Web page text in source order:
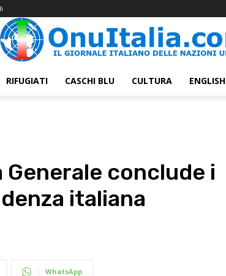
RIFUGIATI CASCHI BLU CULTURA ENGLISH
Generale conclude i
italiana
WhatsApp